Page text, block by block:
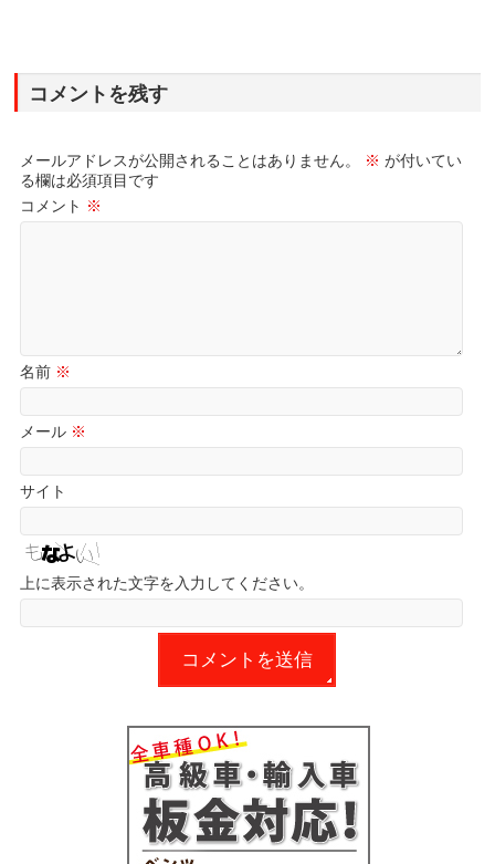
コメントを残す
メールアドレスが公開されることはありません。 ※ が付いてい
る欄は必須項目です
コメント ※
名前 ※
メール ※
サイト
上に表示された文字を入力してください。